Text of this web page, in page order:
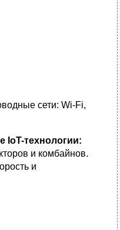
сети: Wi-Fi,
IoT-технологии:
и комбайнов.
и